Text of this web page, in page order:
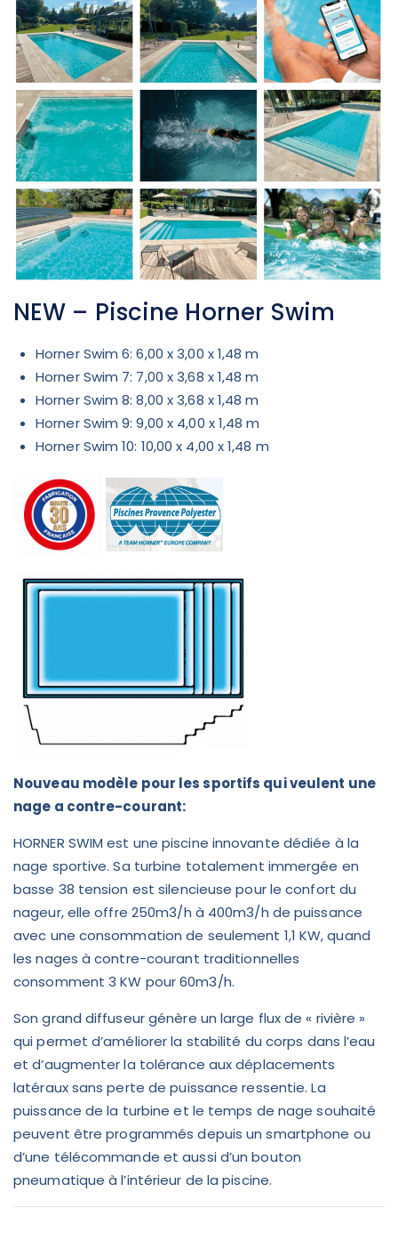
NEW – Piscine Horner Swim
Horner Swim 6: 6,00 x 3,00 x 1,48 m
Horner Swim 7: 7,00 x 3,68 x 1,48 m
Horner Swim 8: 8,00 x 3,68 x 1,48 m
Horner Swim 9: 9,00 x 4,00 x 1,48 m
Horner Swim 10: 10,00 x 4,00 x 1,48 m
Nouveau modèle pour les sportifs qui veulent une
nage a contre-courant:
HORNER SWIM est une piscine innovante dédiée à la
nage sportive. Sa turbine totalement immergée en
basse 38 tension est silencieuse pour le confort du
nageur, elle offre 250m3/h à 400m3/h de puissance
avec une consommation de seulement 1,1 KW, quand
les nages à contre-courant traditionnelles
consomment 3 KW pour 60m3/h.
Son grand diffuseur génère un large flux de « rivière »
qui permet d’améliorer la stabilité du corps dans l’eau
et d’augmenter la tolérance aux déplacements
latéraux sans perte de puissance ressentie. La
puissance de la turbine et le temps de nage souhaité
peuvent être programmés depuis un smartphone ou
d’une télécommande et aussi d’un bouton
pneumatique à l’intérieur de la piscine.